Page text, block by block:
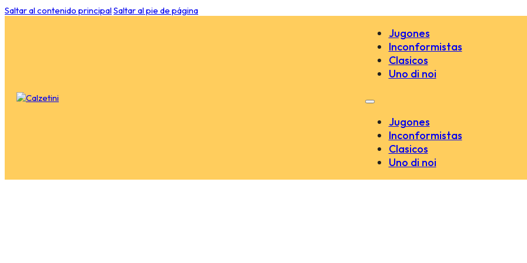
Saltar al contenido principalSaltar al pie de página
Jugones
Inconformistas
Clasicos
Uno di noi
Jugones
Inconformistas
Clasicos
Uno di noi